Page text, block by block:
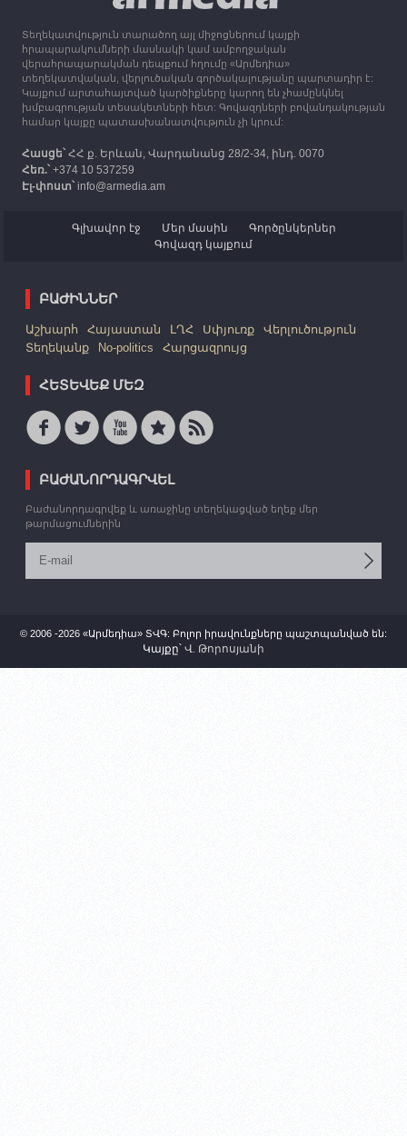
12:25 30.09.2023
Հայաստան է ժամանել բռնի տեղահանված 100
հազար 417 արցախցի
Տեղեկատվություն տարածող այլ միջոցներում կայքի
հրապարակումների մասնակի կամ ամբողջական
վերահրապարակման դեպքում հղումը «Արմեդիա»
տեղեկատվական, վերլուծական գործակալությանը պարտադիր է:
Կայքում արտահայտված կարծիքները կարող են չհամընկնել
խմբագրության տեսակետների հետ: Գովազդների բովանդակության
համար կայքը պատասխանատվություն չի կրում:
Հասցե՝ՀՀ ք. Երևան, Վարդանանց 28/2-34, ինդ. 0070
Հեռ.՝+374 10 537259
Էլ-փոստ՝info@armedia.am
Գլխավոր էջ Մեր մասին
Գործընկերներ
Գովազդ կայքում
ԲԱԺԻՆՆԵՐ
Աշխարհ Հայաստան ԼՂՀ Սփյուռք
Վերլուծություն
Տեղեկանք
No-politics Հարցազրույց
ՀԵՏԵՎԵՔ ՄԵԶ
ԲԱԺԱՆՈՐԴԱԳՐՎԵԼ
Բաժանորդագրվեք և առաջինը տեղեկացված եղեք մեր
թարմացումներին
© 2006 -2026 «Արմեդիա» ՏՎԳ: Բոլոր իրավունքները պաշտպանված են:
Կայքը՝ Վ. Թորոսյանի